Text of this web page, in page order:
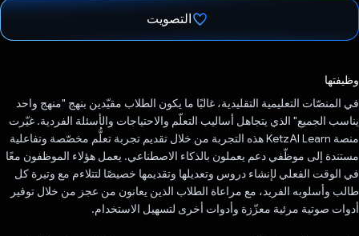
التصويت
وظيفتها
في المنصّات التعليمية التقليدية، غالبًا ما يكون الطلاب مقيّدين بنهج "منهج واحد
يناسب الجميع" الذي يتجاهل أساليب التعلّم والاحتياجات والأسئلة الفردية. غيّرت
منصة KetzAI Learn هذه التجربة من خلال تقديم تجربة تعلُّم مخصّصة وتفاعلية
مستندة إلى موظّفي دعم يعملون بالذكاء الاصطناعي. يعمل هؤلاء الموظفون معًا
في الوقت الفعلي لإنشاء دروس وتعديلها وتقديمها خصيصًا لتتلاءم مع وتيرة كل
طالب وأسلوبه الفريد، مع مراعاة الطلاب الذين يعانون من عجز من خلال توفير
أدوات صوتية مرئية معزّزة وأدوات أخرى لتسهيل الاستخدام.